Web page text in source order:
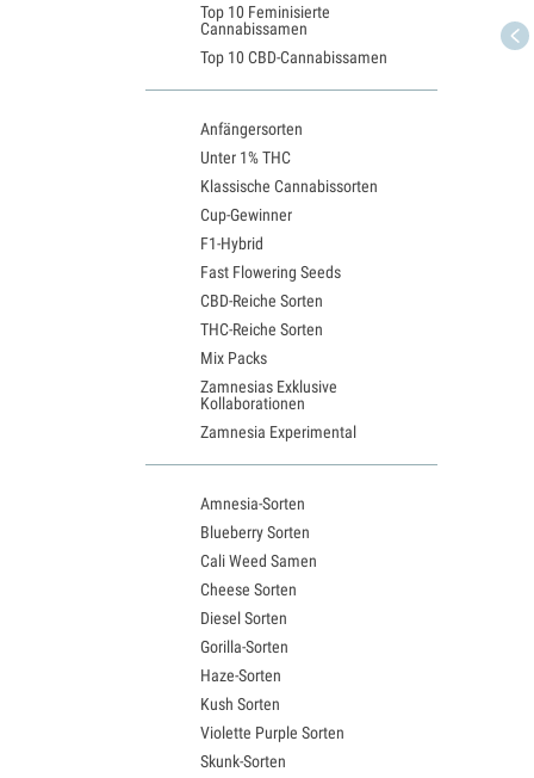
Top 10 Feminisierte
Cannabissamen
Top 10 CBD-Cannabissamen
Anfängersorten
Unter 1% THC
Klassische Cannabissorten
Cup-Gewinner
F1-Hybrid
Fast Flowering Seeds
CBD-Reiche Sorten
THC-Reiche Sorten
Mix Packs
Zamnesias Exklusive
Kollaborationen
Zamnesia Experimental
Amnesia-Sorten
Blueberry Sorten
Cali Weed Samen
Cheese Sorten
Diesel Sorten
Gorilla-Sorten
Haze-Sorten
Kush Sorten
Violette Purple Sorten
Skunk-Sorten